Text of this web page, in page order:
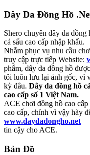
Dây Da Đồng Hồ
Shero chuyên dây da đồng
cá sấu cao cấp nhập khẩu.
Nhằm phục vụ nhu cầu
truy cập trực tiếp Website:
phẩm, dây da đồng hồ
tôi luôn lưu lại ảnh gốc, vì
kỳ đâu. Dây da đồng hồ
cao cấp số 1 Việt Nam.
ACE chơi đồng hồ cao
cao cấp, chính vì vậy hãy
www.daydadongho.net –
tin cậy cho ACE.
Bản Đồ